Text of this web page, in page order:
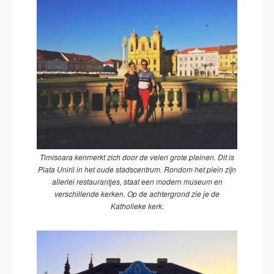
Timisoara kenmerkt zich door de velen grote pleinen. Dit is
Piata Unirii in het oude stadscentrum. Rondom het plein zijn
allerlei restaurantjes, staat een modern museum en
verschillende kerken. Op de achtergrond zie je de
Katholieke kerk.